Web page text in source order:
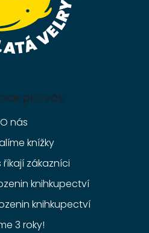
pro vás
O nás
knížky
zákazníci
knihkupectví
knihkupectví
3 roky!